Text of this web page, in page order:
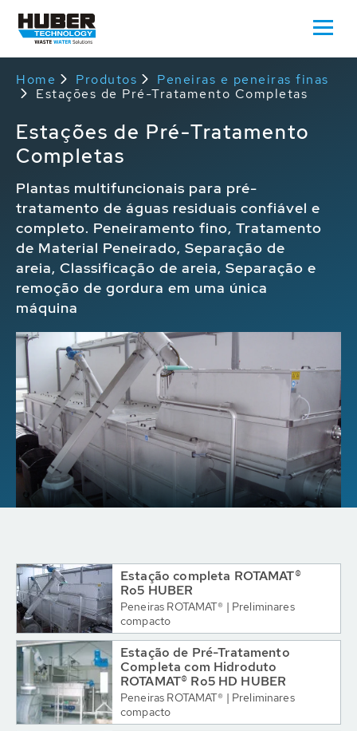
Home Produtos
Peneiras e peneiras finas
Estações de Pré-Tratamento Completas
Estações de Pré-Tratamento
Completas
Plantas multifuncionais para pré-
tratamento de águas residuais confiável e
completo. Peneiramento fino, Tratamento
de Material Peneirado, Separação de
areia, Classificação de areia, Separação e
remoção de gordura em uma única
máquina
Estação completa ROTAMAT®
Ro5 HUBER
Peneiras ROTAMAT® | Preliminares
compacto
Estação de Pré-Tratamento
Completa com Hidroduto
ROTAMAT® Ro5 HD HUBER
Peneiras ROTAMAT® | Preliminares
compacto